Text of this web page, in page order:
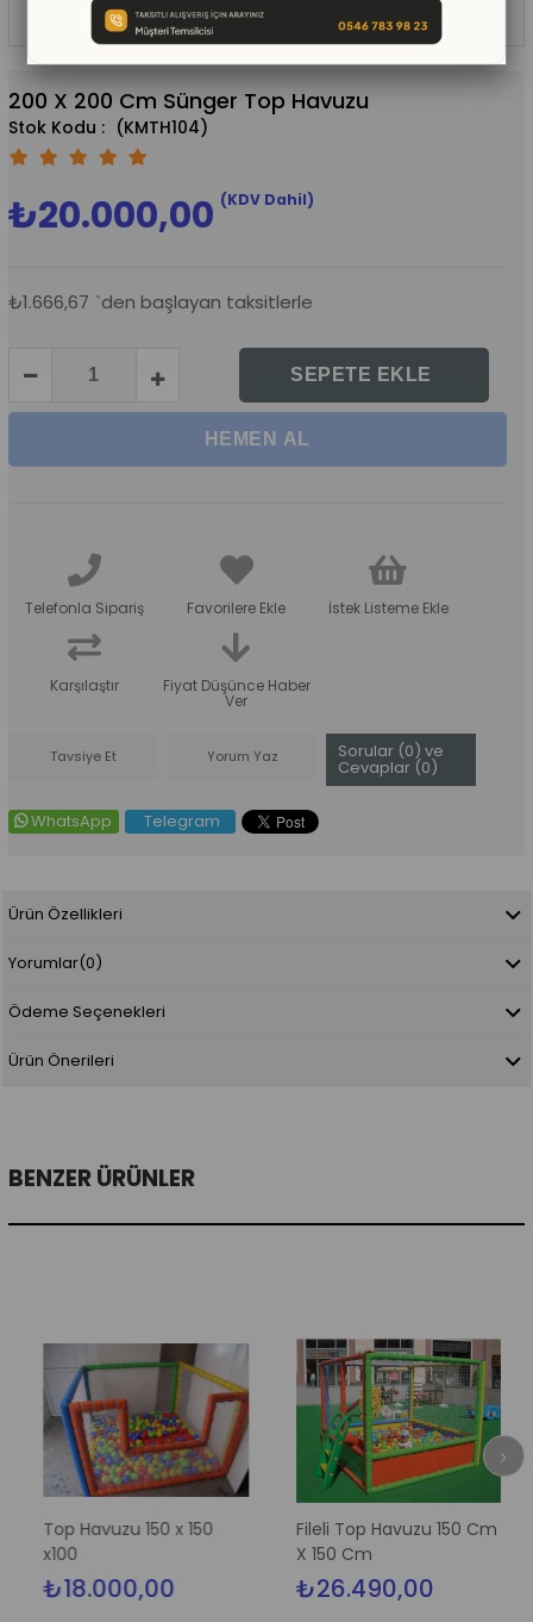
200 X 200 Cm Sünger Top Havuzu
(KMTH104)
₺20.000,00 (KDV Dahil)
₺1.666,67 `den başlayan taksitlerle
Telefonla Sipariş Favorilere Ekle İstek Listeme Ekle
Karşılaştır Fiyat Düşünce Haber
Ver
Tavsiye Et Yorum Yaz Sorular (0) ve
Cevaplar (0)
WhatsApp Telegram
Ürün Özellikleri
Yorumlar(0)
Ödeme Seçenekleri
Ürün Önerileri
BENZER ÜRÜNLER
Top Havuzu 150 x 150
x100
₺18.000,00
Fileli Top Havuzu 150 Cm
X 150 Cm
₺26.490,00